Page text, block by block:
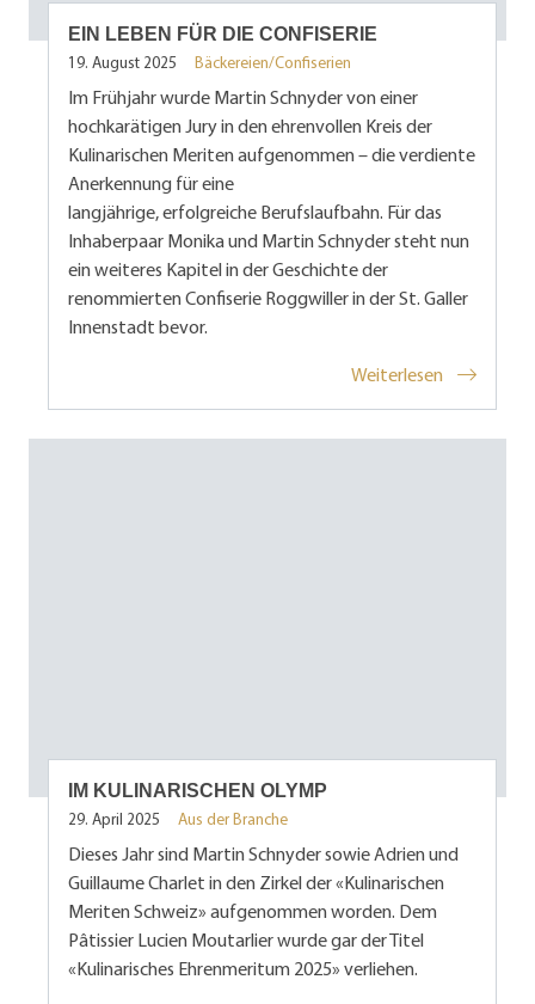
EIN LEBEN FÜR DIE CONFISERIE
19. August 2025 Bäckereien/Confiserien
Im Frühjahr wurde Martin Schnyder von einer
hochkarätigen Jury in den ehrenvollen Kreis der
Kulinarischen Meriten aufgenommen – die verdiente
Anerkennung für eine
langjährige, erfolgreiche Berufslaufbahn. Für das
Inhaberpaar Monika und Martin Schnyder steht nun
ein weiteres Kapitel in der Geschichte der
renommierten Confiserie Roggwiller in der St. Galler
Innenstadt bevor.
Weiterlesen
IM KULINARISCHEN OLYMP
29. April 2025 Aus der Branche
Dieses Jahr sind Martin Schnyder sowie Adrien und
Guillaume Charlet in den Zirkel der «Kulinarischen
Meriten Schweiz» aufgenommen worden. Dem
Pâtissier Lucien Moutarlier wurde gar der Titel
«Kulinarisches Ehrenmeritum 2025» verliehen.